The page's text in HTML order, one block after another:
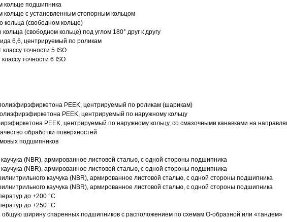
кольце подшипника
кольце с установленным стопорным кольцом
(свободном кольце)
(свободном кольце) под углом 180° друг к другу
6,6, центрируемый по роликам
точности 5 ISO
точности 6 ISO
PEEK, центрируемый по роликам (шарикам)
PEEK, центрируемый по наружному кольцу
PEEK, центрируемый по наружному кольцу, со смазочными канавками на
обработки поверхностей
подшипников
(NBR), армированное листовой сталью, с одной стороны подшипника
(NBR), армированное листовой сталью, с одной стороны подшипника
каучука (NBR), армированное листовой сталью, с одной стороны подшипника
каучука (NBR), армированное листовой сталью, с одной стороны подшипника
до +200 °C
до +250 °C
общую ширину спаренных подшипников с расположением по схемам О-образной или «тандем»